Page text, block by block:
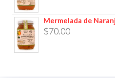
Mermelada de
$70.00